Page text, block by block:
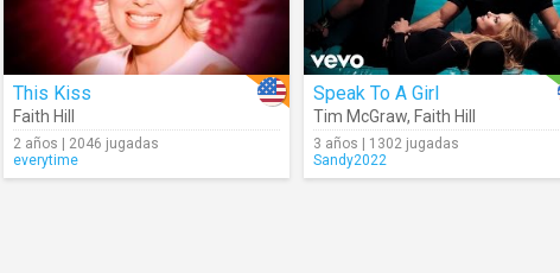
This Kiss
Faith Hill
2 años | 2046 jugadas
everytime
Speak To A Girl
Tim McGraw, Faith Hill
3 años | 1302 jugadas
Sandy2022